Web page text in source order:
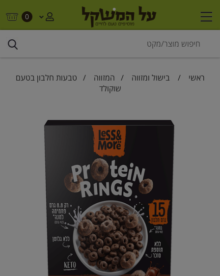
0
ראשי / בישול ומזווה / המזווה / טבעות חלבון בטעם
שוקולד